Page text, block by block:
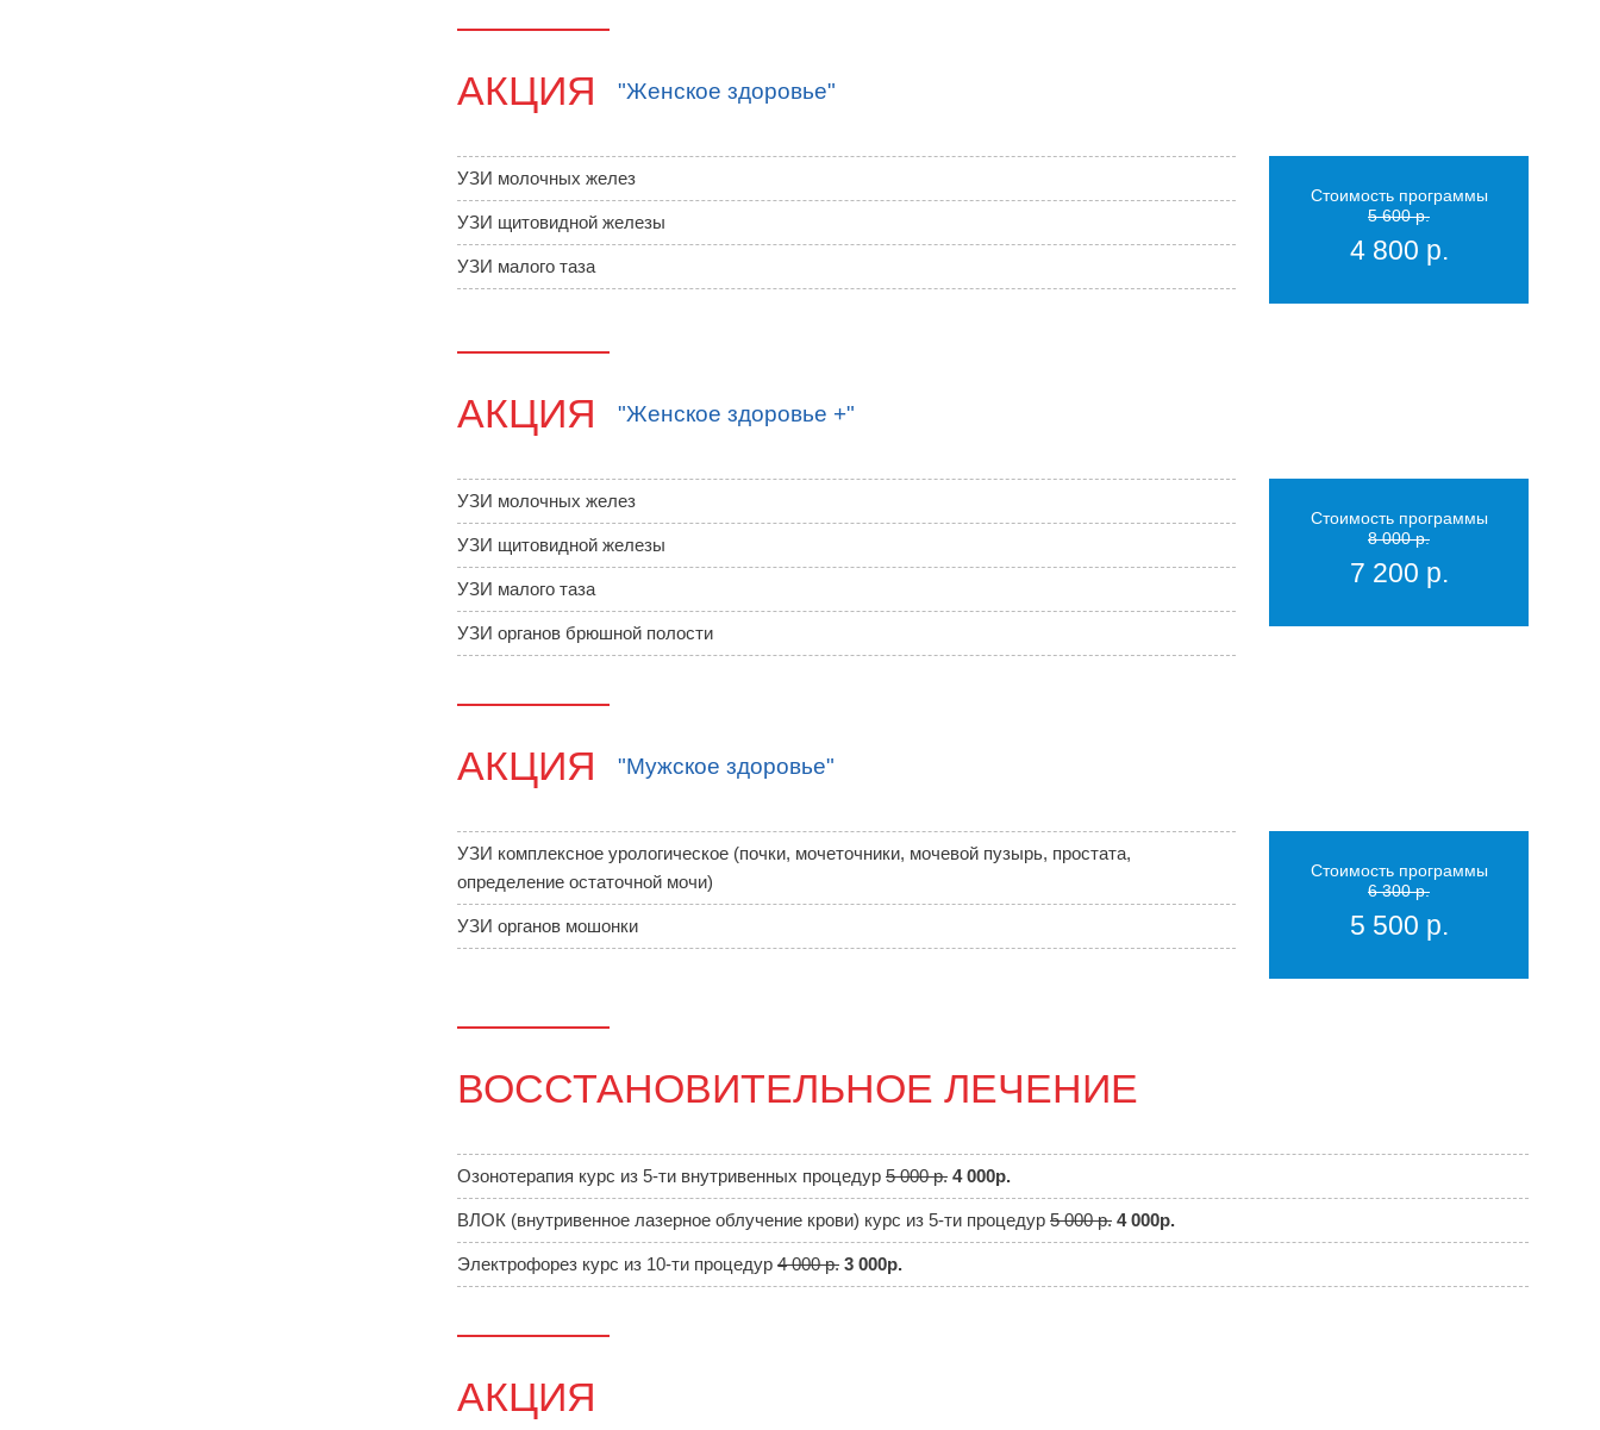
АКЦИЯ "Женское здоровье"
УЗИ молочных желез
УЗИ щитовидной железы
УЗИ малого таза
Стоимость программы
5 600 р.
4 800 р.
АКЦИЯ "Женское здоровье +"
УЗИ молочных желез
УЗИ щитовидной железы
УЗИ малого таза
УЗИ органов брюшной полости
Стоимость программы
8 000 р.
7 200 р.
АКЦИЯ "Мужское здоровье"
УЗИ комплексное урологическое (почки, мочеточники, мочевой пузырь, простата,
определение остаточной мочи)
УЗИ органов мошонки
Стоимость программы
6 300 р.
5 500 р.
ВОССТАНОВИТЕЛЬНОЕ ЛЕЧЕНИЕ
Озонотерапия курс из 5-ти внутривенных процедур 5 000 р. 4 000р.
ВЛОК (внутривенное лазерное облучение крови) курс из 5-ти процедур 5 000 р. 4 000р.
Электрофорез курс из 10-ти процедур 4 000 р. 3 000р.
АКЦИЯ